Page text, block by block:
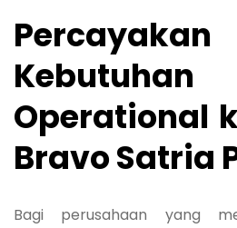
Percayakan
Operational
Bravo Satria
Bagi perusahaan yang